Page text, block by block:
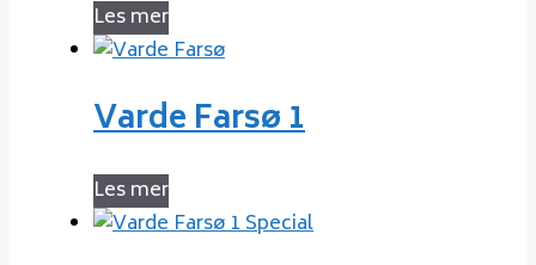
Les mer
Varde Farsø 1
Les mer